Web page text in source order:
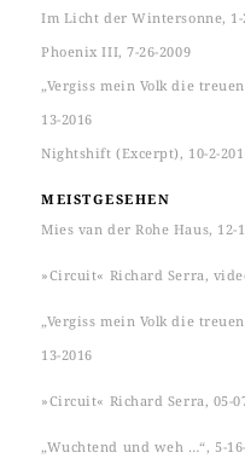
Im Licht der Wintersonne, 1-
Phoenix III, 7-26-2009
„Vergiss mein Volk die
13-2016
Nightshift (Excerpt), 10-2-
MEISTGESEHEN
Mies van der Rohe Haus, 12-
»Circuit« Richard Serra,
„Vergiss mein Volk die
13-2016
»Circuit« Richard Serra, 05-
„Wuchtend und weh …“, 5-